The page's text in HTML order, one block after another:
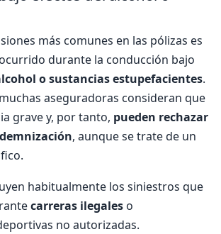
más comunes en las pólizas es
durante la conducción bajo
o sustancias estupefacientes.
aseguradoras consideran que
grave y, por tanto, pueden rechazar
, aunque se trate de un
habitualmente los siniestros que
carreras ilegales o
no autorizadas.